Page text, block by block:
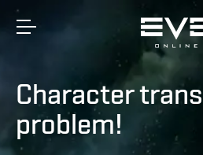
Character
problem!